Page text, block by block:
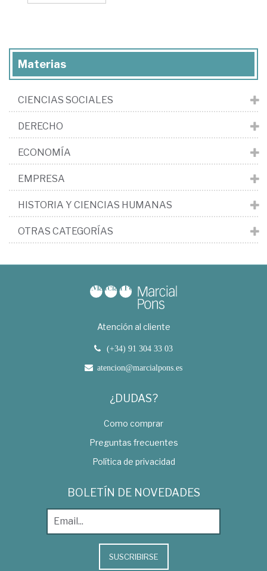
Materias
CIENCIAS SOCIALES
DERECHO
ECONOMÍA
EMPRESA
HISTORIA Y CIENCIAS HUMANAS
OTRAS CATEGORÍAS
Atención al cliente
(+34) 91 304 33 03
atencion@marcialpons.es
¿DUDAS?
Como comprar
Preguntas frecuentes
Política de privacidad
BOLETÍN DE NOVEDADES
SUSCRIBIRSE